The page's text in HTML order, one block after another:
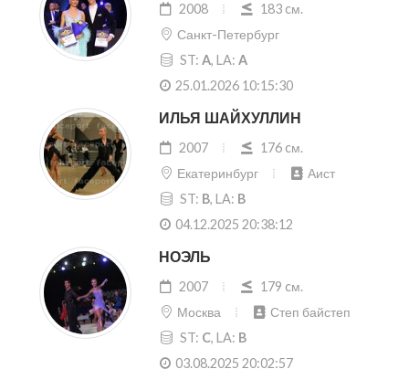
2008
183 cм.
Санкт-Петербург
ST: A, LA: A
25.01.2026 10:15:30
ИЛЬЯ ШАЙХУЛЛИН
2007
176 cм.
Екатеринбург
Аист
ST: B, LA: B
04.12.2025 20:38:12
НОЭЛЬ
2007
179 cм.
Москва
Степ байстеп
ST: C, LA: B
03.08.2025 20:02:57